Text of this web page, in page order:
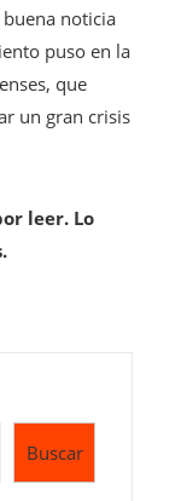
noticia
puso en la
que
un gran crisis
leer. Lo
Buscar